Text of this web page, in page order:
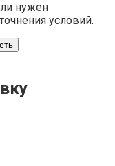
нужен
условий.